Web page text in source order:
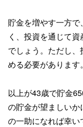
貯金を増やす一方
く、投資を通じて
でしょう。ただし
める必要があります。
以上が43歳で貯金
の貯金が望ましい
の一助になれば幸い